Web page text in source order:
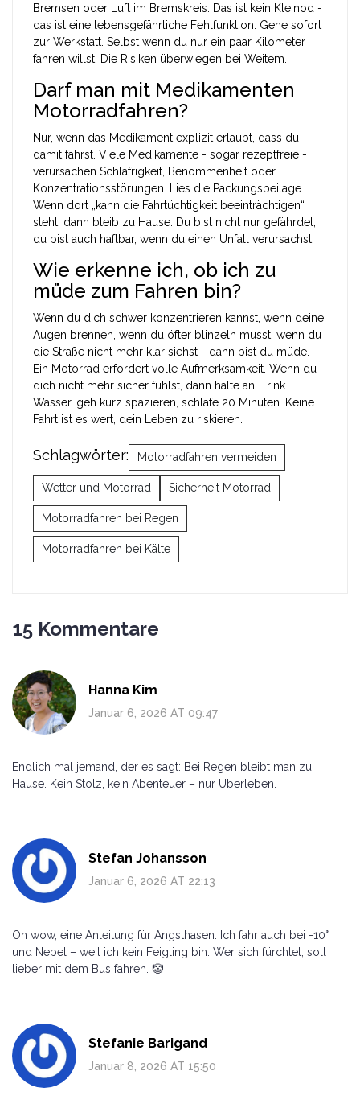
Bremsen oder Luft im Bremskreis. Das ist kein Kleinod -
das ist eine lebensgefährliche Fehlfunktion. Gehe sofort
zur Werkstatt. Selbst wenn du nur ein paar Kilometer
fahren willst: Die Risiken überwiegen bei Weitem.
Darf man mit Medikamenten
Motorradfahren?
Nur, wenn das Medikament explizit erlaubt, dass du
damit fährst. Viele Medikamente - sogar rezeptfreie -
verursachen Schläfrigkeit, Benommenheit oder
Konzentrationsstörungen. Lies die Packungsbeilage.
Wenn dort „kann die Fahrtüchtigkeit beeinträchtigen“
steht, dann bleib zu Hause. Du bist nicht nur gefährdet,
du bist auch haftbar, wenn du einen Unfall verursachst.
Wie erkenne ich, ob ich zu
müde zum Fahren bin?
Wenn du dich schwer konzentrieren kannst, wenn deine
Augen brennen, wenn du öfter blinzeln musst, wenn du
die Straße nicht mehr klar siehst - dann bist du müde.
Ein Motorrad erfordert volle Aufmerksamkeit. Wenn du
dich nicht mehr sicher fühlst, dann halte an. Trink
Wasser, geh kurz spazieren, schlafe 20 Minuten. Keine
Fahrt ist es wert, dein Leben zu riskieren.
Schlagwörter: Motorradfahren vermeiden
Wetter und Motorrad Sicherheit Motorrad
Motorradfahren bei Regen
Motorradfahren bei Kälte
15 Kommentare
Hanna Kim
Januar 6, 2026 AT 09:47
Endlich mal jemand, der es sagt: Bei Regen bleibt man zu
Hause. Kein Stolz, kein Abenteuer – nur Überleben.
Stefan Johansson
Januar 6, 2026 AT 22:13
Oh wow, eine Anleitung für Angsthasen. Ich fahr auch bei -10°
und Nebel – weil ich kein Feigling bin. Wer sich fürchtet, soll
lieber mit dem Bus fahren. 🤡
Stefanie Barigand
Januar 8, 2026 AT 15:50